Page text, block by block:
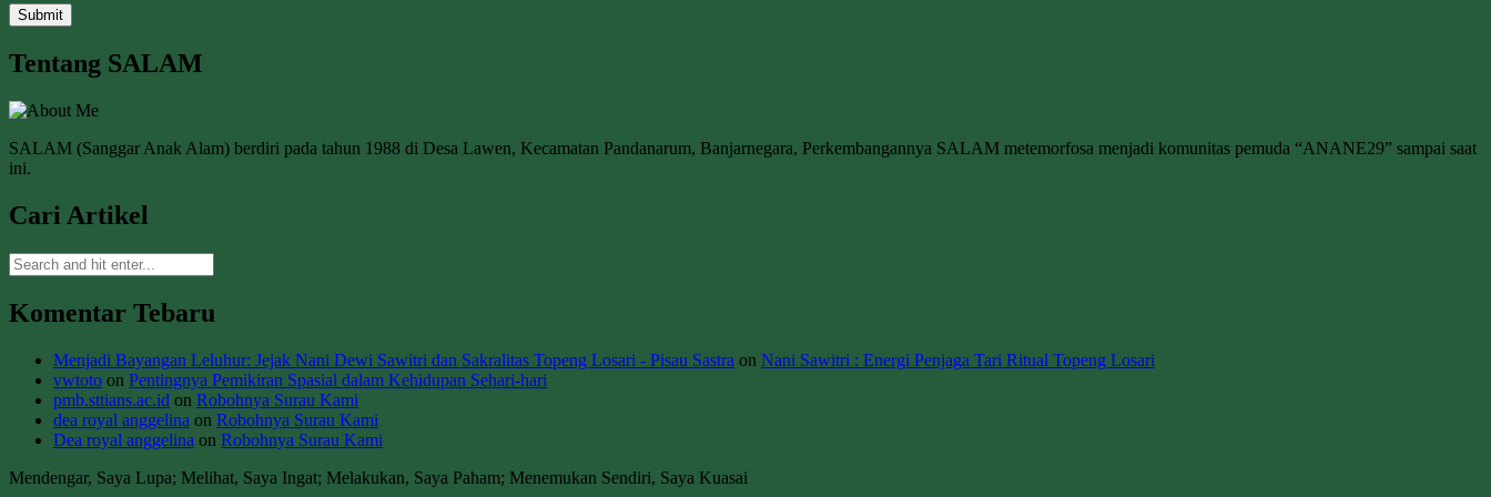
Tentang SALAM
SALAM (Sanggar Anak Alam) berdiri pada tahun 1988 di Desa Lawen, Kecamatan Pandanarum, Banjarnegara, Perkembangannya SALAM metemorfosa menjadi komunitas pemuda “ANANE29” sampai saat
ini.
Cari Artikel
Komentar Tebaru
Menjadi Bayangan Leluhur: Jejak Nani Dewi Sawitri dan Sakralitas Topeng Losari - Pisau Sastra on Nani Sawitri : Energi Penjaga Tari Ritual Topeng Losari
vwtoto on Pentingnya Pemikiran Spasial dalam Kehidupan Sehari-hari
pmb.sttians.ac.id on Robohnya Surau Kami
dea royal anggelina on Robohnya Surau Kami
Dea royal anggelina on Robohnya Surau Kami
Mendengar, Saya Lupa; Melihat, Saya Ingat; Melakukan, Saya Paham; Menemukan Sendiri, Saya Kuasai